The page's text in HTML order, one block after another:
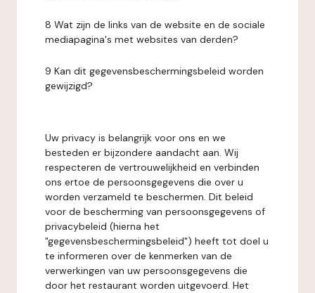
8 Wat zijn de links van de website en de sociale
mediapagina's met websites van derden?
9 Kan dit gegevensbeschermingsbeleid worden
gewijzigd?
Uw privacy is belangrijk voor ons en we
besteden er bijzondere aandacht aan. Wij
respecteren de vertrouwelijkheid en verbinden
ons ertoe de persoonsgegevens die over u
worden verzameld te beschermen. Dit beleid
voor de bescherming van persoonsgegevens of
privacybeleid (hierna het
"gegevensbeschermingsbeleid") heeft tot doel u
te informeren over de kenmerken van de
verwerkingen van uw persoonsgegevens die
door het restaurant worden uitgevoerd. Het